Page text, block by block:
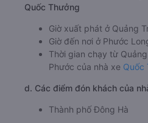
Quốc Thưởng
Giờ xuất phát ở Quảng
Giờ đến nơi ở Phước
Thời gian chạy từ
Phước của nhà xe Quốc
d. Các điểm đón khách của
Thành phố Đông Hà